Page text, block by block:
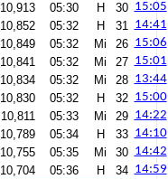
10,913 05:30 H 30 15:05
10,852 05:32 H 31 14:41
10,849 05:32 Mi 26 15:06
10,841 05:32 Mi 27 15:01
10,834 05:32 Mi 28 13:44
10,830 05:32 H 32 15:00
10,811 05:33 Mi 29 14:22
10,789 05:34 H 33 14:10
10,755 05:35 Mi 30 14:42
10,704 05:36 H 34 14:59